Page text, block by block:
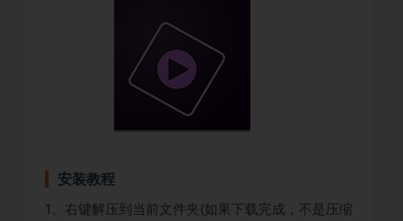
安装教程
1、右键解压到当前文件夹(如果下载完成，不是压缩